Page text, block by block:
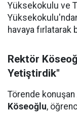
Yüksekokulu ve
havaya fırlatarak
Rektör
Yetiştirdik"
Törende konuşan
Köseoğlu,